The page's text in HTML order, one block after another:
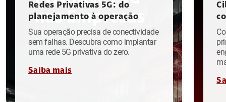
Redes Privativas 5G: do
planejamento à operação
Sua operação precisa de conectividade
sem falhas. Descubra como implantar
uma rede 5G privativa do zero.
Saiba mais